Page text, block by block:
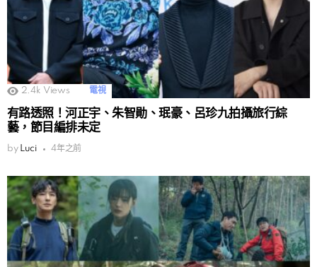
2.4k Views 電視
有路透照！河正宇、朱智勛、珉豪、呂珍九拍攝旅行綜
藝，節目編排未定
by Luci 4年之前